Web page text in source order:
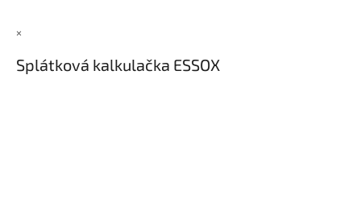
×
Splátková kalkulačka ESSOX